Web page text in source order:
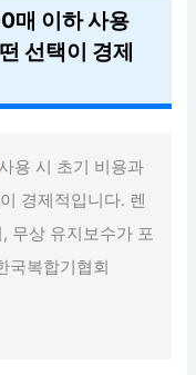
매 이하 사용
선택이 경제
용 시 초기 비용과
경제적입니다. 렌
무상 유지보수가 포
국복합기협회